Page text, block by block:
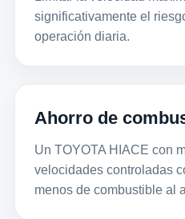
significativamente el
operación diaria.
Ahorro de
Un TOYOTA HIACE con
velocidades controladas
menos de combustible al